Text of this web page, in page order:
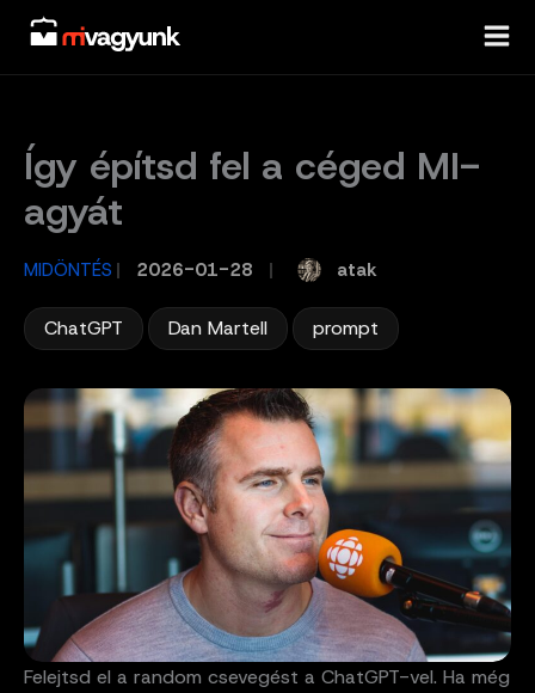
Skip
content
Így építsd fel a céged MI-
agyát
MIDÖNTÉS / 2026-01-28 atak
ChatGPT Dan Martell prompt
Felejtsd el a random csevegést a ChatGPT-vel. Ha még